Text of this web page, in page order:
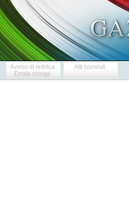
Avviso di rettifica
Errata corrige
Atti correlati